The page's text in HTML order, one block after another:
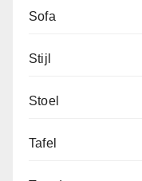
Sofa
Stijl
Stoel
Tafel